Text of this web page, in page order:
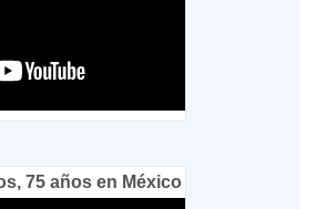
75 años en México